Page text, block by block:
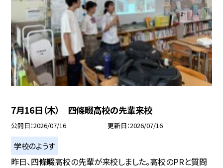
7月16日（木） 四條畷高校の先輩来校
公開日 2026/07/16 更新日 2026/07/16
学校のようす
昨日、四條畷高校の先輩が来校しました。高校のPRと質問